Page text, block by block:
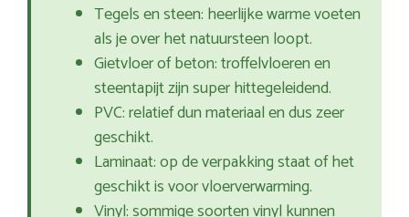
Tegels en steen: heerlijke warme voeten
als je over het natuursteen loopt.
Gietvloer of beton: troffelvloeren en
steentapijt zijn super hittegeleidend.
PVC: relatief dun materiaal en dus zeer
geschikt.
Laminaat: op de verpakking staat of het
geschikt is voor vloerverwarming.